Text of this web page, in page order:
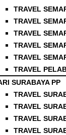
TRAVEL
TRAVEL
TRAVEL
TRAVEL
TRAVEL
TRAVEL
SURABAYA PP
TRAVEL
TRAVEL
TRAVEL
TRAVEL